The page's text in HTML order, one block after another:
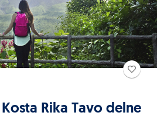
Rika Tavo delne